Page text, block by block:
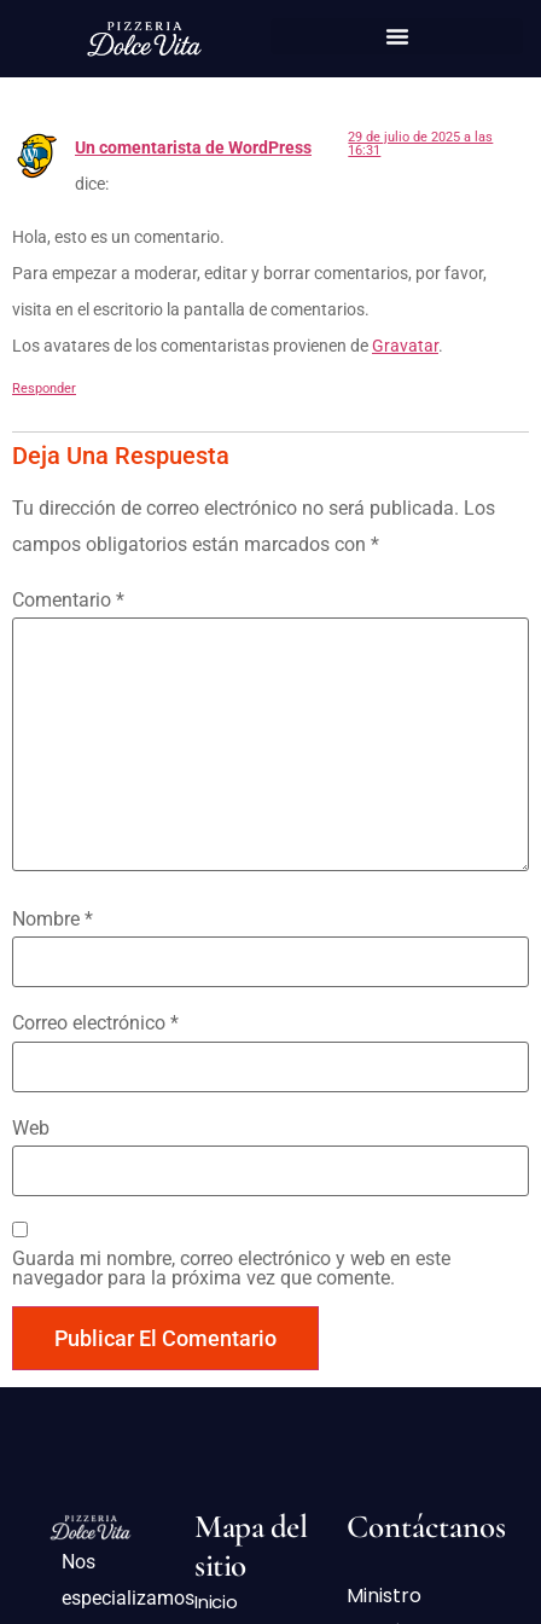
Una Respuesta
Un comentarista de WordPress
dice:
29 de julio de 2025 a las
16:31
Hola, esto es un comentario.
Para empezar a moderar, editar y borrar comentarios, por favor,
visita en el escritorio la pantalla de comentarios.
Los avatares de los comentaristas provienen deGravatar.
Responder
Deja Una Respuesta
Tu dirección de correo electrónico no será publicada. Los
campos obligatorios están marcados con *
Comentario *
Nombre *
Correo electrónico *
Web
Guarda mi nombre, correo electrónico y web en este
navegador para la próxima vez que comente.
Nos
especializamos
Contáctanos
Ministro
Mapa del
sitio
Inicio